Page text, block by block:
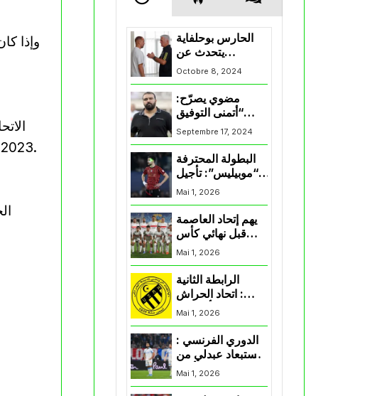
وإذا
2023 في فرض نفسه على الساحة الإفريقية وإعادة الكرة الجزائرية إلى واجهة المنافسة القارية.
الحارس بوحلفاية
يتحدث عن
طموحاته مع
المنتخب و شباب
قسنطينة
Octobre 8, 2024
مضوي يصرّح:
“أتمنى التوفيق
لممثلي الكرة
الجزائرية في
Septembre 17, 2024
البطولة المحترفة
“موبيليس”: تأجيل
مباراة إتحاد
العاصمة وأتلتيك
بارادو
Mai 1, 2026
يهم إتحاد العاصمة
قبل نهائي كأس
اكاف : الزمالك
يسقط بثلاثية أمام
Mai 1, 2026
الرابطة الثانية
: اتحاد الحراش
يحسم التأهل إلى
“البلاي أوف”
Mai 1, 2026
الدوري الفرنسي :
استبعاد عبدلي من
قائمة مرسيليا أمام
Mai 1, 2026